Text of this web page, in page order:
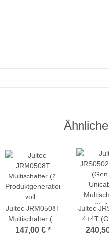
Jultec JRM0508T
Multischalter (2.
Produktgeneration/
147,00 € *
Jultec
4+4T